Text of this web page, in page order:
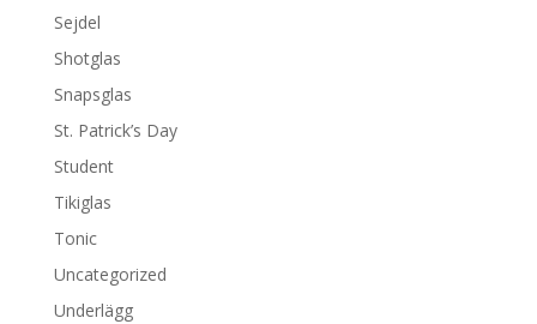
Sejdel
Shotglas
Snapsglas
St. Patrick’s Day
Student
Tikiglas
Tonic
Uncategorized
Underlägg